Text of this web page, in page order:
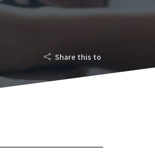
Share this to